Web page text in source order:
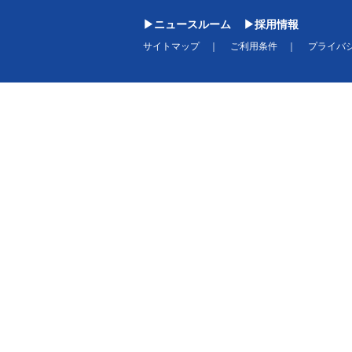
ニュースルーム 採用情報
サイトマップ ご利用条件 プライバ